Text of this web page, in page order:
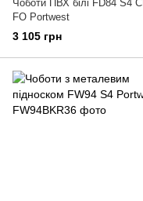
Чоботи ПВХ білі FD84 S4 CI
FO Portwest
3 105 грн